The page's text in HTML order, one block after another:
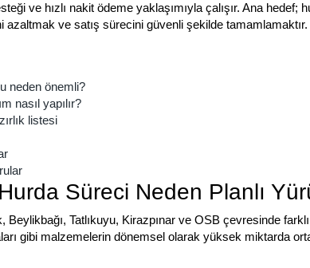
ve hızlı nakit ödeme yaklaşımıyla çalışır. Ana hedef;
azaltmak ve satış sürecini güvenli şekilde tamamlamaktır.
neden önemli?
nasıl yapılır?
listesi
Süreci Neden Planlı
Beylikbağı, Tatlıkuyu, Kirazpınar ve OSB çevresinde
gibi malzemelerin dönemsel olarak yüksek miktarda